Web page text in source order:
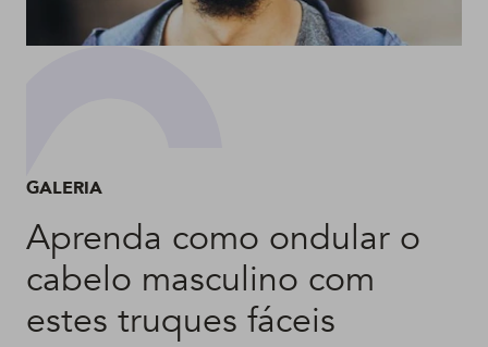
GALERIA
Aprenda como ondular o
cabelo masculino com
estes truques fáceis